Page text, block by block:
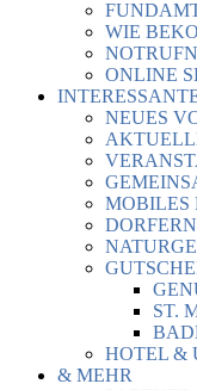
WIE
ONLINE
NEUES
MOBILES
ST.
HOTEL &
& MEHR